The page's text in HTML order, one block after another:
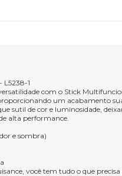
1
com o Stick
um acabamento
sutil de cor e luminosidade,
alta performance.
e sombra)
você tem tudo o que